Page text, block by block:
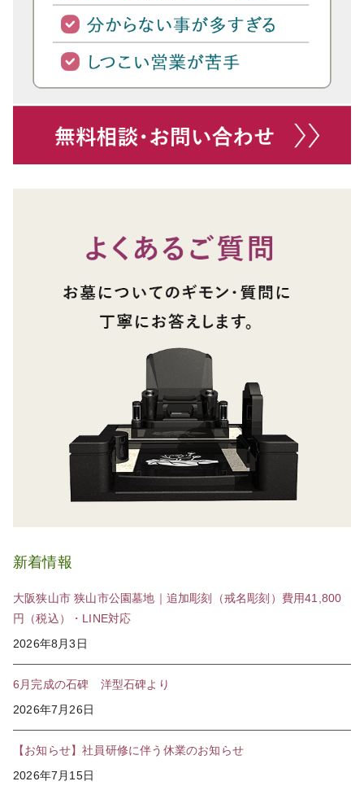
新着情報
大阪狭山市 狭山市公園墓地｜追加彫刻（戒名彫刻）費用41,800
円（税込）・LINE対応
2026年8月3日
6月完成の石碑 洋型石碑より
2026年7月26日
【お知らせ】社員研修に伴う休業のお知らせ
2026年7月15日